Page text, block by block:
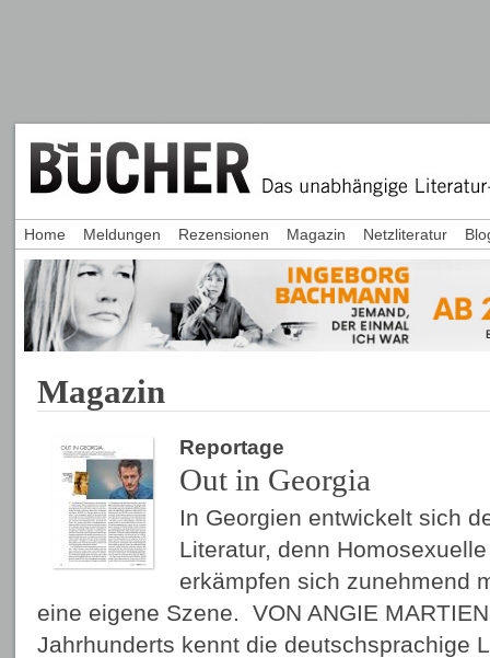
Magazin
Reportage
Out in Georgia
In Georgien entwickelt sich
Literatur, denn
erkämpfen sich zunehmend
eine eigene Szene. VON ANGIE
Jahrhunderts kennt die deutschsprachige
Home Meldungen Rezensionen Magazin Netzliteratur